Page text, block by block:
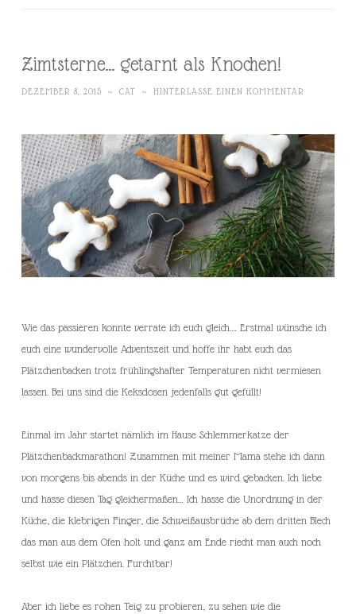
Zimtsterne… getarnt als Knochen!
DEZEMBER 8, 2015 ~ CAT ~ HINTERLASSE EINEN KOMMENTAR
Wie das passieren konnte verrate ich euch gleich…. Erstmal wünsche ich
euch eine wundervolle Adventszeit und hoffe ihr habt euch das
Plätzchenbacken trotz frühlingshafter Temperaturen nicht vermiesen
lassen. Bei uns sind die Keksdosen jedenfalls gut gefüllt!
Einmal im Jahr startet nämlich im Hause Schlemmerkatze der
Plätzchenbackmarathon! Zusammen mit meiner Mama stehe ich dann
von morgens bis abends in der Küche und es wird gebacken. Ich liebe
und hasse diesen Tag gleichermaßen… Ich hasse die Unordnung in der
Küche, die klebrigen Finger, die Schweißausbrüche ab dem dritten Blech
das man aus dem Ofen holt und ganz am Ende riecht man auch noch
selbst wie ein Plätzchen. Furchtbar!
Aber ich liebe es rohen Teig zu probieren, zu sehen wie die